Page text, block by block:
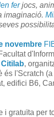
ferjocs,
imaginació.
novembre
Citilab,
és l'Scratch
edifici B6,
i gratuïta per